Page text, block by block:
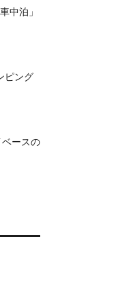
中泊」
ピング
ベースの